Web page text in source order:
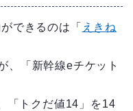
できるのは「 えきね
、「新幹線eチケット
「トクだ値14」を14